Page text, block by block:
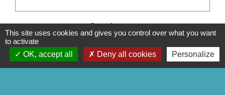
Signaler une erreur sur cette page
This site uses cookies and gives you control over what you want
to activate
OK, accept all
Deny all cookies Personalize